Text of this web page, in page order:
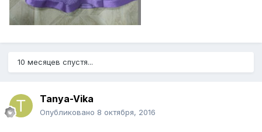
10 месяцев спустя...
Tanya-Vika
Опубликовано 8 октября, 2016